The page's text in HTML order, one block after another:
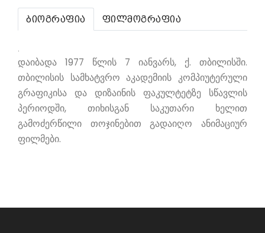
ბიოგრაფია ფილმოგრაფია
.
დაიბადა 1977 წლის 7 იანვარს, ქ. თბილისში.
თბილისის სამხატვრო აკადემიის კომპიუტერული
გრაფიკისა და დიზაინის ფაკულტეტზე სწავლის
პერიოდში, თიხისგან საკუთარი ხელით
გამოძერწილი თოჯინებით გადაიღო ანიმაციურ
ფილმები.